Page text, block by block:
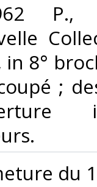
P.,
in 8°
;
du